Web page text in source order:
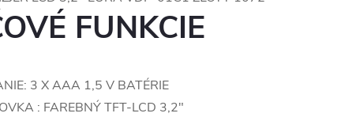
FUNKCIE
3 X AAA 1,5 V BATÉRIE
: FAREBNÝ TFT-LCD 3,2"